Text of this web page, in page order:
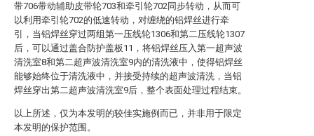
带706带动辅助皮带轮703和牵引轮702同步转动，从而可
以利用牵引轮702的低速转动，对缠绕的铝焊丝进行牵
引，当铝焊丝穿过两组第一压线轮1306和第二压线轮1307
后，可以通过盖合防护盖板11，将铝焊丝压入第一超声波
清洗室8和第二超声波清洗室9内的清洗液中，使得铝焊丝
能够始终位于清洗液中，并接受持续的超声波清洗，当铝
焊丝穿出第二超声波清洗室9后，整个表面处理过程结束。
以上所述，仅为本发明的较佳实施例而已，并非用于限定
本发明的保护范围。